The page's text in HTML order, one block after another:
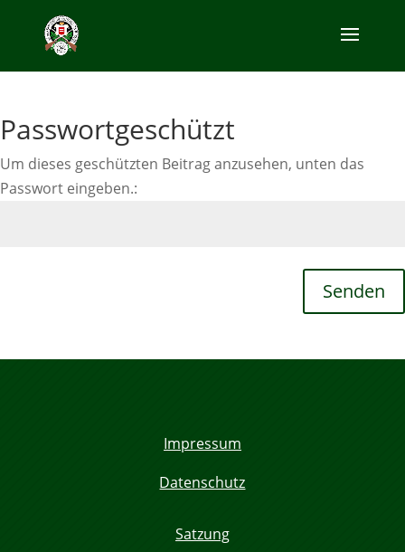
Passwortgeschützt
Um dieses geschützten Beitrag anzusehen, unten das
Passwort eingeben.:
Senden
Impressum
Datenschutz
Satzung